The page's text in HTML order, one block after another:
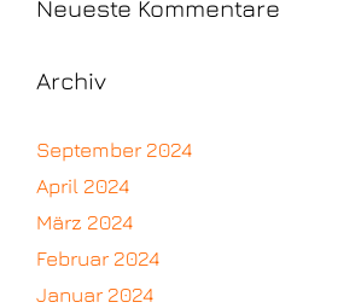
Neueste Kommentare
Archiv
September 2024
April 2024
März 2024
Februar 2024
Januar 2024